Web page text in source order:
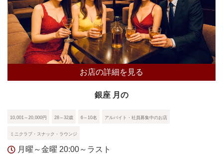
お店の詳細を見る
銀座 月の
10,001～20,000円 28～32歳 6～10名 アルバイト・社員募集中のお店
ミニクラブ・スナック・ラウンジ
月曜～金曜 20:00～ラスト